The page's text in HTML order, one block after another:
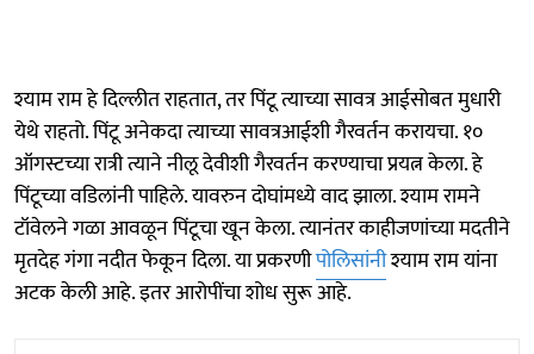
श्याम राम हे दिल्लीत राहतात, तर पिंटू त्याच्या सावत्र आईसोबत मुधारी
येथे राहतो. पिंटू अनेकदा त्याच्या सावत्रआईशी गैरवर्तन करायचा. १०
ऑगस्टच्या रात्री त्याने नीलू देवीशी गैरवर्तन करण्याचा प्रयत्न केला. हे
पिंटूच्या वडिलांनी पाहिले. यावरुन दोघांमध्ये वाद झाला. श्याम रामने
टॉवेलने गळा आवळून पिंटूचा खून केला. त्यानंतर काहीजणांच्या मदतीने
मृतदेह गंगा नदीत फेकून दिला. या प्रकरणीपोलिसांनीश्याम राम यांना
अटक केली आहे. इतर आरोपींचा शोध सुरू आहे.